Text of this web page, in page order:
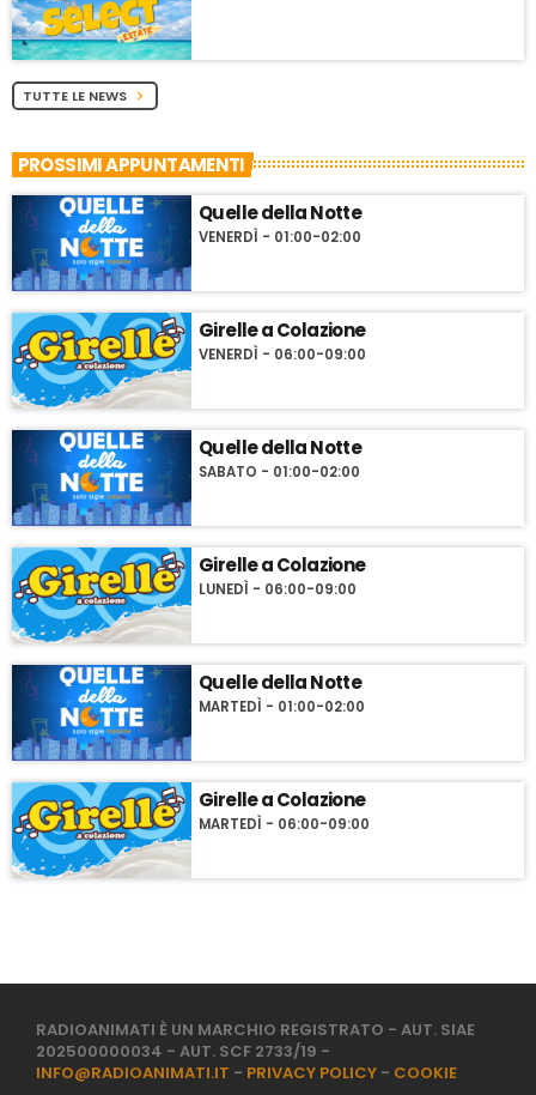
TUTTE LE NEWS chevron_right
PROSSIMI APPUNTAMENTI
Quelle della Notte
VENERDÌ - 01:00-02:00
Girelle a Colazione
VENERDÌ - 06:00-09:00
Quelle della Notte
SABATO - 01:00-02:00
Girelle a Colazione
LUNEDÌ - 06:00-09:00
Quelle della Notte
MARTEDÌ - 01:00-02:00
Girelle a Colazione
MARTEDÌ - 06:00-09:00
RADIOANIMATI È UN MARCHIO REGISTRATO - AUT. SIAE
202500000034 - AUT. SCF 2733/19 -
INFO@RADIOANIMATI.IT - PRIVACY POLICY - COOKIE